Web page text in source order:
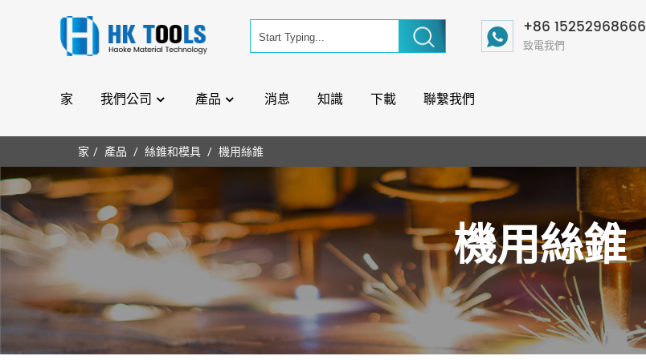
+86 15252968666
致電我們
家 我們公司 產品 消息 知識 下載 聯繫我們
家 產品 絲錐和模具 機用絲錐
機用絲錐